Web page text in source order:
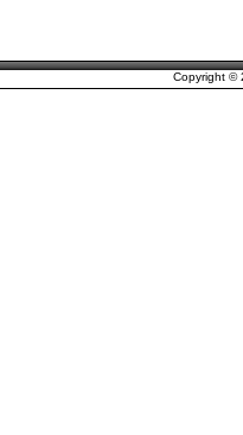
Copyright ©